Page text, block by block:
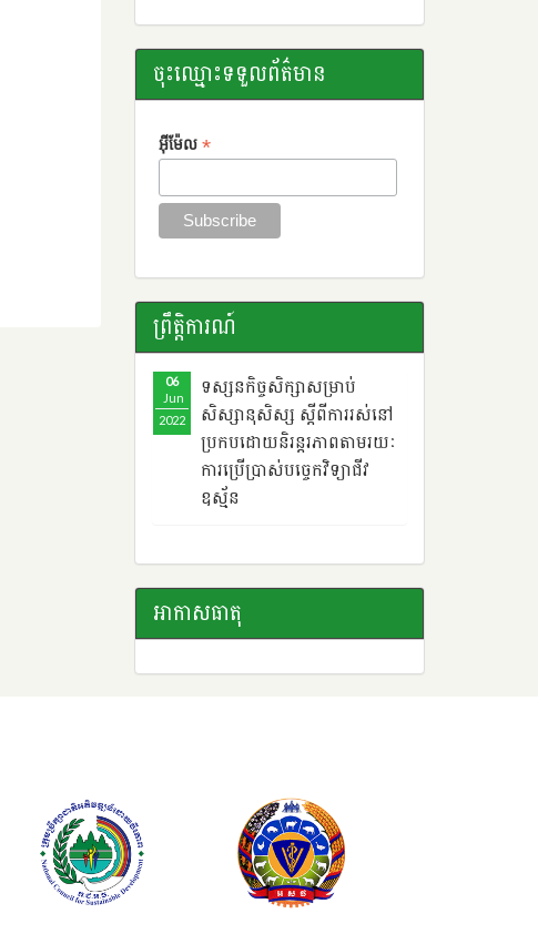
ចុះឈ្មោះទទួលព័ត៌មាន
អ៊ីម៉ែល*
ព្រឹតិ្តការណ៍
06
Jun
2022
ទស្សនកិច្ចសិក្សាសម្រាប់
សិស្សានុសិស្ស ​ស្តីពី​ការរស់នៅ
ប្រកបដោយនិរន្តរភាពតាមរយៈ
ការប្រើប្រាស់បច្ចេកវិទ្យាជីវ
ឧស្ម័ន
អាកាសធាតុ